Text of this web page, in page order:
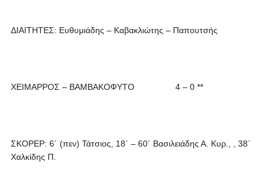
ΔΙΑΙΤΗΤΕΣ: Ευθυμιάδης – Καβακλιώτης – Παπουτσής
ΧΕΙΜΑΡΡΟΣ – ΒΑΜΒΑΚΟΦΥΤΟ 4 – 0 **
ΣΚΟΡΕΡ: 6΄ (πεν) Τάτσιος, 18΄ – 60΄ Βασιλειάδης Α. Κυρ., , 38΄
Χαλκίδης Π.